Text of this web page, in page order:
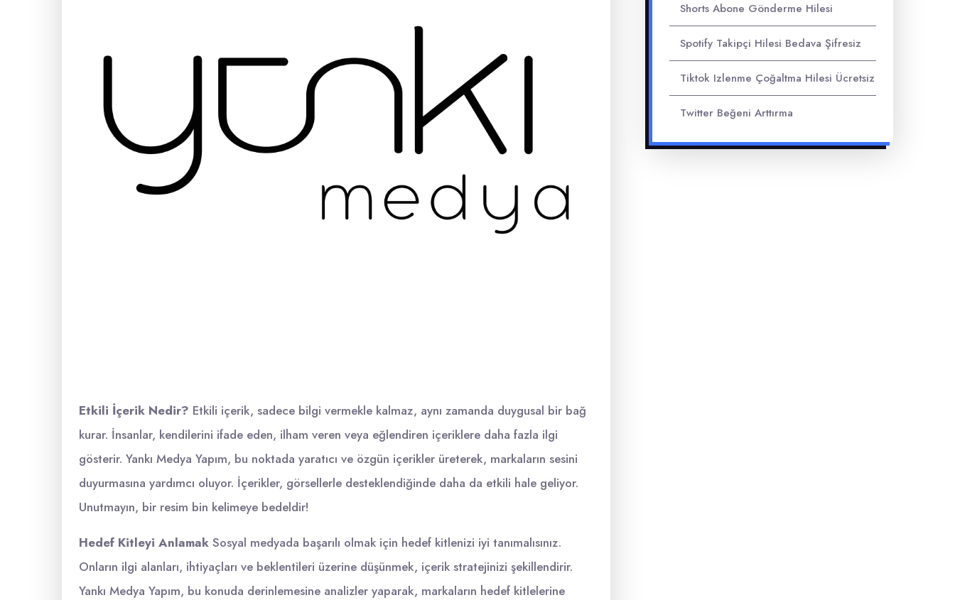
Etkili İçerik Nedir? Etkili içerik, sadece bilgi vermekle kalmaz, aynı zamanda duygusal bir bağ
kurar. İnsanlar, kendilerini ifade eden, ilham veren veya eğlendiren içeriklere daha fazla ilgi
gösterir. Yankı Medya Yapım, bu noktada yaratıcı ve özgün içerikler üreterek, markaların sesini
duyurmasına yardımcı oluyor. İçerikler, görsellerle desteklendiğinde daha da etkili hale geliyor.
Unutmayın, bir resim bin kelimeye bedeldir!
Hedef Kitleyi Anlamak Sosyal medyada başarılı olmak için hedef kitlenizi iyi tanımalısınız.
Onların ilgi alanları, ihtiyaçları ve beklentileri üzerine düşünmek, içerik stratejinizi şekillendirir.
Yankı Medya Yapım, bu konuda derinlemesine analizler yaparak, markaların hedef kitlelerine
Shorts Abone Gönderme Hilesi
Spotify Takipçi Hilesi Bedava Şifresiz
Tiktok Izlenme Çoğaltma Hilesi Ücretsiz
Twitter Beğeni Arttırma